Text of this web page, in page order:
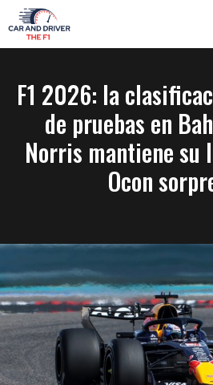
Saltar
al
contenido
F1 2026: la
de pruebas en
Norris mantiene su
Ocon